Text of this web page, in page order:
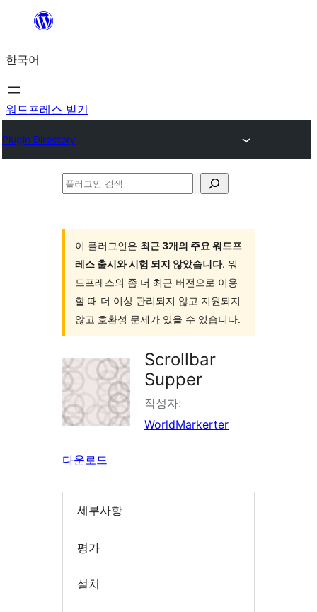
츠
로
바
가
한국어
워드프레스 받기
Plugin Directory
플
이 플러그인은 최근 3개의 주요 워드프
레스 출시와 시험 되지 않았습니다. 워
드프레스의 좀 더 최근 버전으로 이용
할 때 더 이상 관리되지 않고 지원되지
않고 호환성 문제가 있을 수 있습니다.
Scrollbar
Supper
작성자:
WorldMarkerter
다운로드
세부사항
평가
설치